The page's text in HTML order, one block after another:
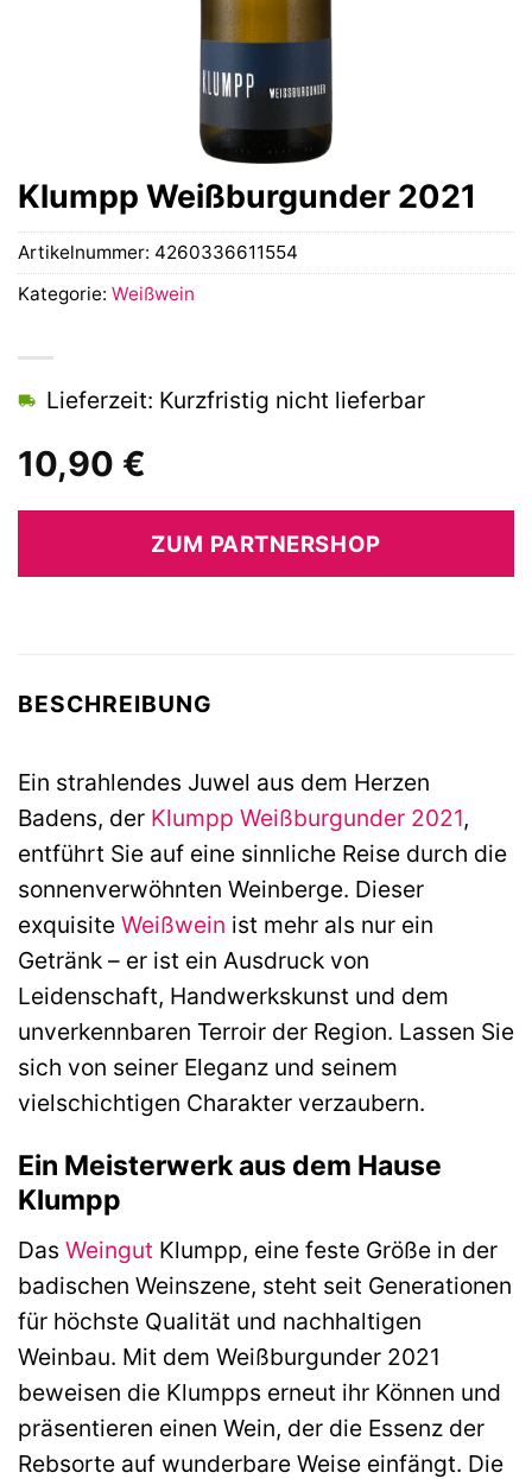
Klumpp Weißburgunder 2021
10,90 €
Lieferzeit: Kurzfristig nicht lieferbar
ZUM PARTNERSHOP
Artikelnummer: 4260336611554
Kategorie: Weißwein
BESCHREIBUNG
Ein strahlendes Juwel aus dem Herzen
Badens, der Klumpp Weißburgunder 2021,
entführt Sie auf eine sinnliche Reise durch die
sonnenverwöhnten Weinberge. Dieser
exquisite Weißwein ist mehr als nur ein
Getränk – er ist ein Ausdruck von
Leidenschaft, Handwerkskunst und dem
unverkennbaren Terroir der Region. Lassen Sie
sich von seiner Eleganz und seinem
vielschichtigen Charakter verzaubern.
Ein Meisterwerk aus dem Hause
Klumpp
Das Weingut Klumpp, eine feste Größe in der
badischen Weinszene, steht seit Generationen
für höchste Qualität und nachhaltigen
Weinbau. Mit dem Weißburgunder 2021
beweisen die Klumpps erneut ihr Können und
präsentieren einen Wein, der die Essenz der
Rebsorte auf wunderbare Weise einfängt. Die